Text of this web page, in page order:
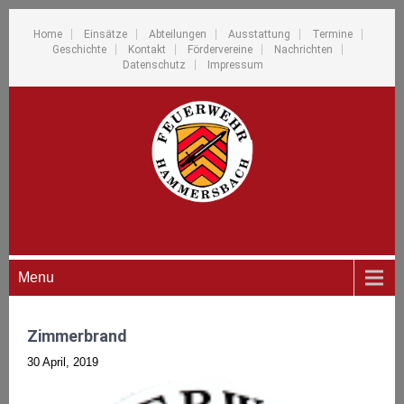
Home Einsätze Abteilungen Ausstattung
Termine
Geschichte
Kontakt Fördervereine
Nachrichten
Datenschutz
Impressum
Menu
Zimmerbrand
30 April, 2019